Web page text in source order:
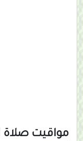
مواقيت صلاة